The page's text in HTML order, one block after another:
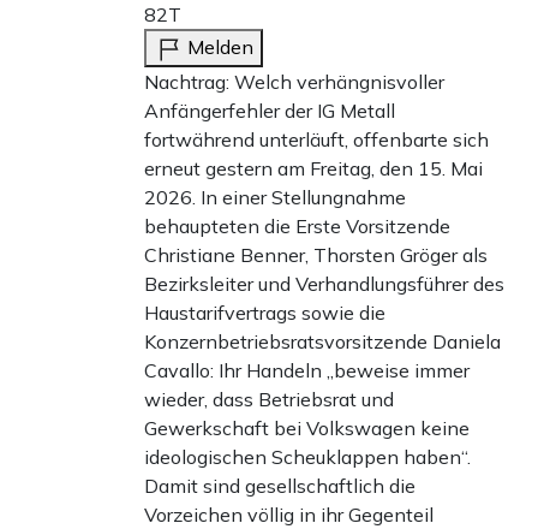
82T
Melden
Nachtrag: Welch verhängnisvoller
Anfängerfehler der IG Metall
fortwährend unterläuft, offenbarte sich
erneut gestern am Freitag, den 15. Mai
2026. In einer Stellungnahme
behaupteten die Erste Vorsitzende
Christiane Benner, Thorsten Gröger als
Bezirksleiter und Verhandlungsführer des
Haustarifvertrags sowie die
Konzernbetriebsratsvorsitzende Daniela
Cavallo: Ihr Handeln „beweise immer
wieder, dass Betriebsrat und
Gewerkschaft bei Volkswagen keine
ideologischen Scheuklappen haben“.
Damit sind gesellschaftlich die
Vorzeichen völlig in ihr Gegenteil